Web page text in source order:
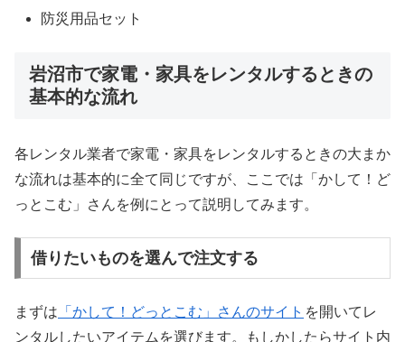
防災用品セット
岩沼市で家電・家具をレンタルするときの
基本的な流れ
各レンタル業者で家電・家具をレンタルするときの大まか
な流れは基本的に全て同じですが、ここでは「かして！ど
っとこむ」さんを例にとって説明してみます。
借りたいものを選んで注文する
まずは 「かして！どっとこむ」さんのサイト を開いてレ
ンタルしたいアイテムを選びます。もしかしたらサイト内